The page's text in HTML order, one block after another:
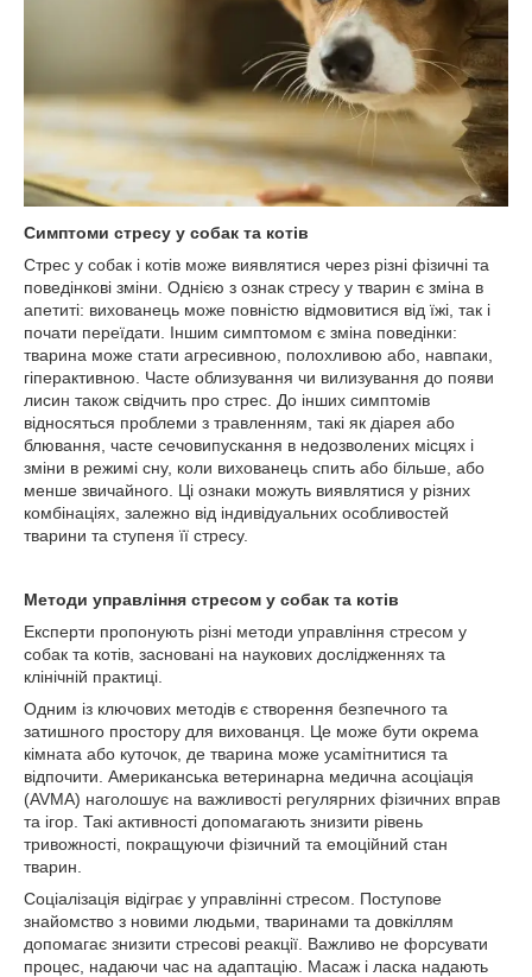
Симптоми стресу у собак та котів
Стрес у собак і котів може виявлятися через різні фізичні та
поведінкові зміни. Однією з ознак стресу у тварин є зміна в
апетиті: вихованець може повністю відмовитися від їжі, так і
почати переїдати. Іншим симптомом є зміна поведінки:
тварина може стати агресивною, полохливою або, навпаки,
гіперактивною. Часте облизування чи вилизування до появи
лисин також свідчить про стрес. До інших симптомів
відносяться проблеми з травленням, такі як діарея або
блювання, часте сечовипускання в недозволених місцях і
зміни в режимі сну, коли вихованець спить або більше, або
менше звичайного. Ці ознаки можуть виявлятися у різних
комбінаціях, залежно від індивідуальних особливостей
тварини та ступеня її стресу.
Методи управління стресом у собак та котів
Експерти пропонують різні методи управління стресом у
собак та котів, засновані на наукових дослідженнях та
клінічній практиці.
Одним із ключових методів є створення безпечного та
затишного простору для вихованця. Це може бути окрема
кімната або куточок, де тварина може усамітнитися та
відпочити. Американська ветеринарна медична асоціація
(AVMA) наголошує на важливості регулярних фізичних вправ
та ігор. Такі активності допомагають знизити рівень
тривожності, покращуючи фізичний та емоційний стан
тварин.
Соціалізація відіграє у управлінні стресом. Поступове
знайомство з новими людьми, тваринами та довкіллям
допомагає знизити стресові реакції. Важливо не форсувати
процес, надаючи час на адаптацію. Масаж і ласка надають